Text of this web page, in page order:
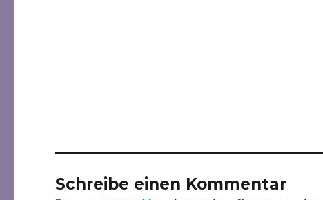
Schreibe einen Kommentar